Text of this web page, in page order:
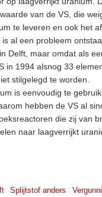
van de VS, die
te leveren en ook het
al een probleem
Delft, maar omdat als
in 1994 alsnog 33
stilgelegd te worden.
is eenvoudig te
hebben de VS al
die zij van
naar laagverrijkt
Splijtstof anders